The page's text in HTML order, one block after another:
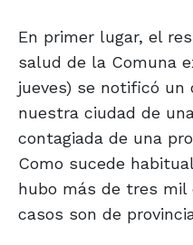
En primer lugar, el
salud de la Comuna
jueves) se notificó un
nuestra ciudad de
contagiada de una
Como sucede
hubo más de tres mil
casos son de